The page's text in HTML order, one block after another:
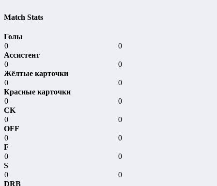
Match Stats
Голы
0
0
Ассистент
0
0
Жёлтые карточки
0
0
Красные карточки
0
0
CK
0
0
OFF
0
0
F
0
0
S
0
0
DRB